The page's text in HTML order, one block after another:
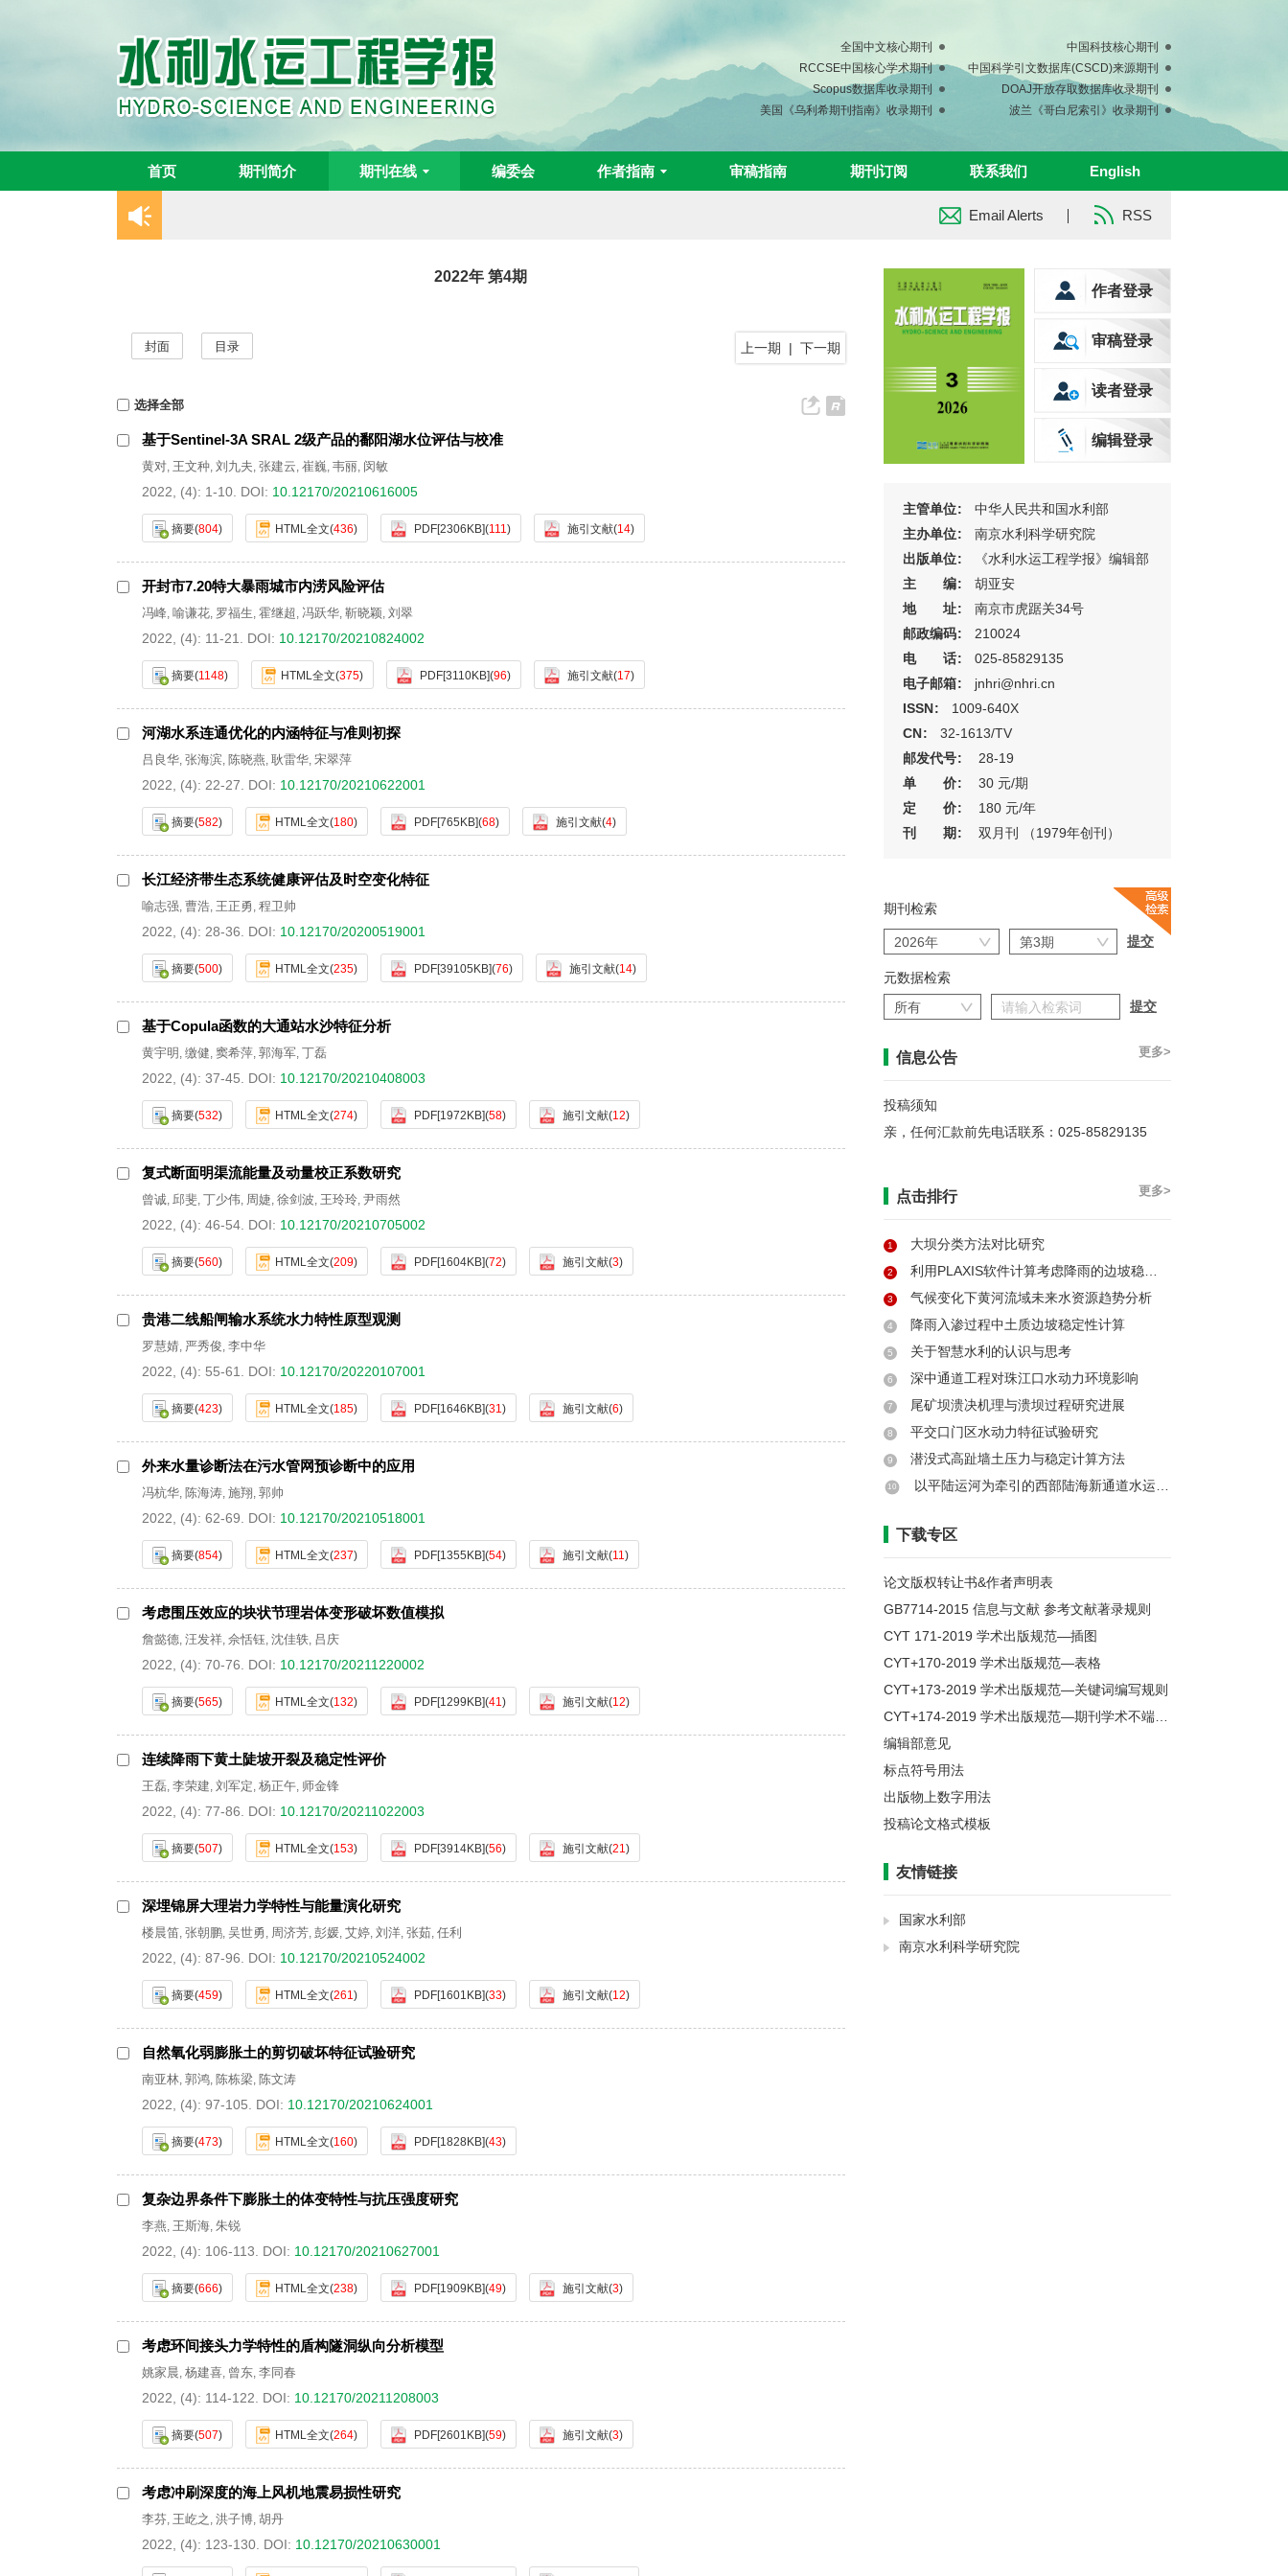
全国中文核心期刊
中国科技核心期刊
RCCSE中国核心学术期刊
中国科学引文数据库(CSCD)来源期刊
Scopus数据库收录期刊
DOAJ开放存取数据库收录期刊
美国《乌利希期刊指南》收录期刊
波兰《哥白尼索引》收录期刊
首页 期刊简介 期刊在线 编委会 作者指南 审稿指南 期刊订阅 联系我们 English
Email Alerts RSS
2022年 第4期
上一期 | 下一期
封面 目录
选择全部
基于Sentinel-3A SRAL 2级产品的鄱阳湖水位评估与校准
黄对, 王文种, 刘九夫, 张建云, 崔巍, 韦丽, 闵敏
2022, (4): 1-10. DOI: 10.12170/20210616005
摘要(804) HTML全文(436) PDF[2306KB](111) 施引文献(14)
开封市7.20特大暴雨城市内涝风险评估
冯峰, 喻谦花, 罗福生, 霍继超, 冯跃华, 靳晓颖, 刘翠
2022, (4): 11-21. DOI: 10.12170/20210824002
摘要(1148) HTML全文(375) PDF[3110KB](96) 施引文献(17)
河湖水系连通优化的内涵特征与准则初探
吕良华, 张海滨, 陈晓燕, 耿雷华, 宋翠萍
2022, (4): 22-27. DOI: 10.12170/20210622001
摘要(582) HTML全文(180) PDF[765KB](68) 施引文献(4)
长江经济带生态系统健康评估及时空变化特征
喻志强, 曹浩, 王正勇, 程卫帅
2022, (4): 28-36. DOI: 10.12170/20200519001
摘要(500) HTML全文(235) PDF[39105KB](76) 施引文献(14)
基于Copula函数的大通站水沙特征分析
黄宇明 , 缴健, 窦希萍, 郭海军, 丁磊
2022, (4): 37-45. DOI: 10.12170/20210408003
摘要(532) HTML全文(274) PDF[1972KB](58) 施引文献(12)
复式断面明渠流能量及动量校正系数研究
曾诚, 邱斐, 丁少伟, 周婕, 徐剑波, 王玲玲, 尹雨然
2022, (4): 46-54. DOI: 10.12170/20210705002
摘要(560) HTML全文(209) PDF[1604KB](72) 施引文献(3)
贵港二线船闸输水系统水力特性原型观测
罗慧婧, 严秀俊, 李中华
2022, (4): 55-61. DOI: 10.12170/20220107001
摘要(423) HTML全文(185) PDF[1646KB](31) 施引文献(6)
外来水量诊断法在污水管网预诊断中的应用
冯杭华, 陈海涛, 施翔, 郭帅
2022, (4): 62-69. DOI: 10.12170/20210518001
摘要(854) HTML全文(237) PDF[1355KB](54) 施引文献(11)
考虑围压效应的块状节理岩体变形破坏数值模拟
詹懿德, 汪发祥, 佘恬钰, 沈佳轶, 吕庆
2022, (4): 70-76. DOI: 10.12170/20211220002
摘要(565) HTML全文(132) PDF[1299KB](41) 施引文献(12)
连续降雨下黄土陡坡开裂及稳定性评价
王磊, 李荣建, 刘军定, 杨正午, 师金锋
2022, (4): 77-86. DOI: 10.12170/20211022003
摘要(507) HTML全文(153) PDF[3914KB](56) 施引文献(21)
深埋锦屏大理岩力学特性与能量演化研究
楼晨笛, 张朝鹏, 吴世勇, 周济芳, 彭媛, 艾婷, 刘洋, 张茹, 任利
2022, (4): 87-96. DOI: 10.12170/20210524002
摘要(459) HTML全文(261) PDF[1601KB](33) 施引文献(12)
自然氧化弱膨胀土的剪切破坏特征试验研究
南亚林, 郭鸿, 陈栋梁, 陈文涛
2022, (4): 97-105. DOI: 10.12170/20210624001
摘要(473) HTML全文(160) PDF[1828KB](43)
复杂边界条件下膨胀土的体变特性与抗压强度研究
李燕, 王斯海, 朱锐
2022, (4): 106-113. DOI: 10.12170/20210627001
摘要(666) HTML全文(238) PDF[1909KB](49) 施引文献(3)
考虑环间接头力学特性的盾构隧洞纵向分析模型
姚家晨, 杨建喜, 曾东, 李同春
2022, (4): 114-122. DOI: 10.12170/20211208003
摘要(507) HTML全文(264) PDF[2601KB](59) 施引文献(3)
考虑冲刷深度的海上风机地震易损性研究
李芬, 王屹之 , 洪子博, 胡丹
2022, (4): 123-130. DOI: 10.12170/20210630001
作者登录
审稿登录
读者登录
编辑登录
主管单位:
中华人民共和国水利部
主办单位:
南京水利科学研究院
出版单位:
《水利水运工程学报》编辑部
主 编:
胡亚安
地 址:
南京市虎踞关34号
邮政编码:
210024
电 话:
025-85829135
电子邮箱:
jnhri@nhri.cn
ISSN:
1009-640X
CN:
32-1613/TV
邮发代号:
28-19
单 价:
30 元/期
定 价:
180 元/年
刊 期 : 双月刊 （1979年创刊）
期刊检索
元数据检索
信息公告 更多>
投稿须知
亲，任何汇款前先电话联系：025-85829135
点击排行 更多>
1 大坝分类方法对比研究
2 利用PLAXIS软件计算考虑降雨的边坡稳定性
3 气候变化下黄河流域未来水资源趋势分析
4 降雨入渗过程中土质边坡稳定性计算
5 关于智慧水利的认识与思考
6 深中通道工程对珠江口水动力环境影响
7 尾矿坝溃决机理与溃坝过程研究进展
8 平交口门区水动力特征试验研究
9 潜没式高趾墙土压力与稳定计算方法
10 以平陆运河为牵引的西部陆海新通道水运体系和联运模式研究
下载专区
论文版权转让书&作者声明表
GB7714-2015 信息与文献 参考文献著录规则
CYT 171-2019 学术出版规范—插图
CYT+170-2019 学术出版规范—表格
CYT+173-2019 学术出版规范—关键词编写规则
CYT+174-2019 学术出版规范—期刊学术不端行为界定
编辑部意见
标点符号用法
出版物上数字用法
投稿论文格式模板
友情链接
国家水利部
南京水利科学研究院